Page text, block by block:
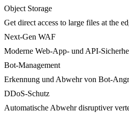
Object Storage
Get direct access to large files at the
Next-Gen WAF
Moderne Web-App- und API-
Bot-Management
Erkennung und Abwehr von Bot-
DDoS-Schutz
Automatische Abwehr disruptiver